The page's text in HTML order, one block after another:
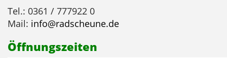
Tel.: 0361 / 777922 0
Mail: info@radscheune.de
Öffnungszeiten